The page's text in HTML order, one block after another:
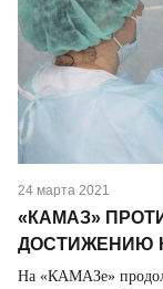
24 марта 2021
«КАМАЗ»
ДОСТИЖЕНИЮ
На «КАМАЗе»